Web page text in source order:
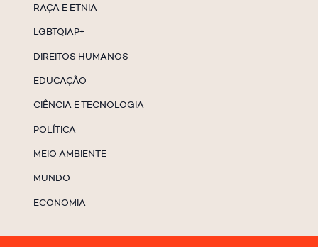
RAÇA E ETNIA
LGBTQIAP+
DIREITOS HUMANOS
EDUCAÇÃO
CIÊNCIA E TECNOLOGIA
POLÍTICA
MEIO AMBIENTE
MUNDO
ECONOMIA